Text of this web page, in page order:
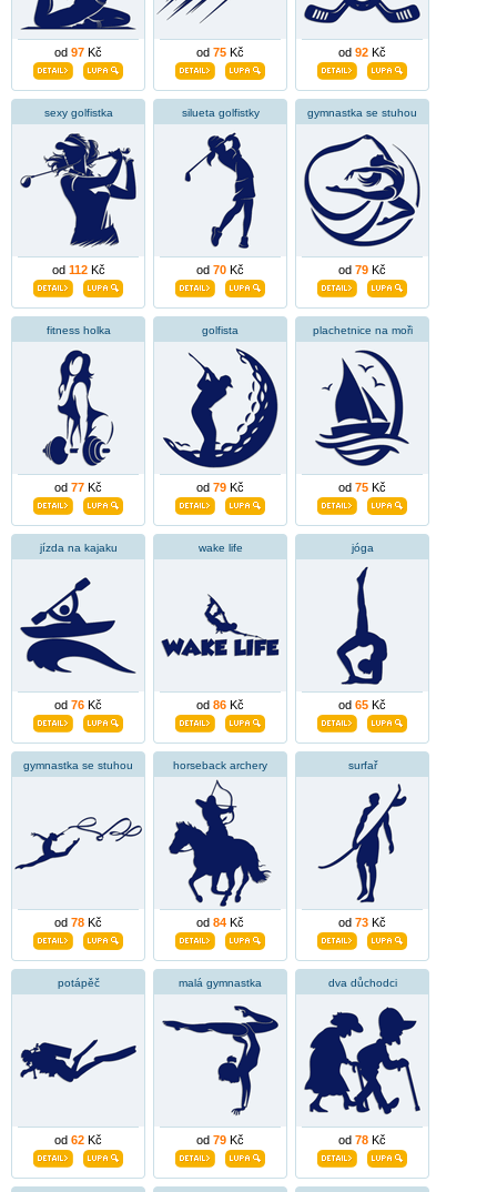
od 97 Kč od 75 Kč od 92 Kč
sexy golfistka
od 112Kč
silueta golfistky
od 70 Kč
gymnastka se stuhou
od 79 Kč
fitness holka
od 77 Kč
golfista
od 79 Kč
plachetnice na moři
od 75 Kč
jízda na kajaku
od 76 Kč
wake life
od 86 Kč
jóga
od 65 Kč
gymnastka se stuhou
od 78 Kč
horseback archery
od 84 Kč
surfař
od 73 Kč
potápěč
od 62 Kč
malá gymnastka
od 79 Kč
dva důchodci
od 78 Kč